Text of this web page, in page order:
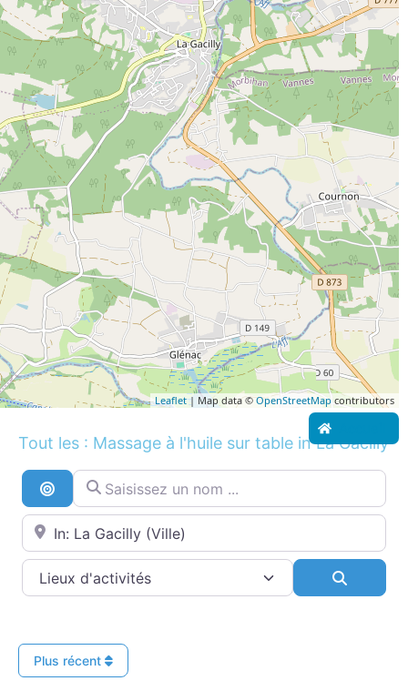
Leaflet| Map data ©OpenStreetMap contributors
Tout les : Massage à l'huile sur table in La Gacilly
Recherche par distance
Saisissez un nom ...
Proche de...
Plus récent